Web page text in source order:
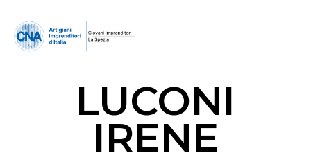
LUCONI
IRENE